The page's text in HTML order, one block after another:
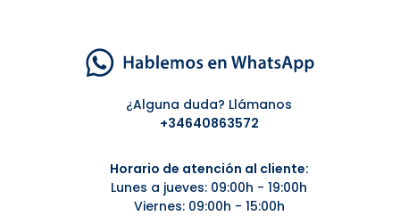
¿Alguna duda? Llámanos
+34640863572
Horario de atención al cliente:
Lunes a jueves: 09:00h - 19:00h
Viernes: 09:00h - 15:00h